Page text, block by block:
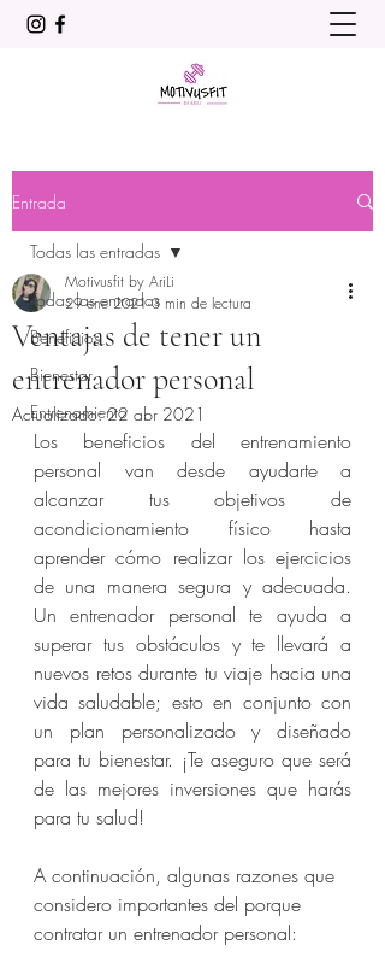
Entrada
Todas las entradas
Beneficios
Bienestar
Entrenamiento
Todas las entradas
Ventajas de tener un
entrenador personal
Motivusfit by AriLi
29 ene 2021 3 min de lectura
Actualizado:22 abr 2021
Los beneficios del entrenamiento
personal van desde ayudarte a
alcanzar tus objetivos de
acondicionamiento físico hasta
aprender cómo realizar los ejercicios
de una manera segura y adecuada.
Un entrenador personal te ayuda a
superar tus obstáculos y te llevará a
nuevos retos durante tu viaje hacia una
vida saludable; esto en conjunto con
un plan personalizado y diseñado
para tu bienestar. ¡Te aseguro que será
de las mejores inversiones que harás
para tu salud!
A continuación, algunas razones que
considero importantes del porque
contratar un entrenador personal: